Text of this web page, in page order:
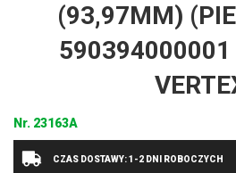
(93,97MM)
590394000001
Nr. 23163A
CZAS DOSTAWY: 1-2 DNI ROBOCZYCH